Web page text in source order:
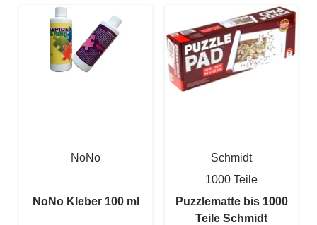
NoNo
NoNo Kleber 100 ml
Schmidt
1000 Teile
Puzzlematte bis 1000
Teile Schmidt